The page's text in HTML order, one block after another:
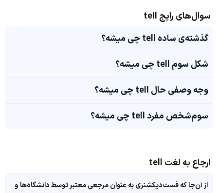
سوال‌های رایج tell
گذشته‌ی ساده tell چی میشه؟
شکل سوم tell چی میشه؟
وجه وصفی حال tell چی میشه؟
سوم‌شخص مفرد tell چی میشه؟
ارجاع به لغت tell
از آن‌جا که فست‌دیکشنری به عنوان مرجعی معتبر توسط دانشگاه‌ها و